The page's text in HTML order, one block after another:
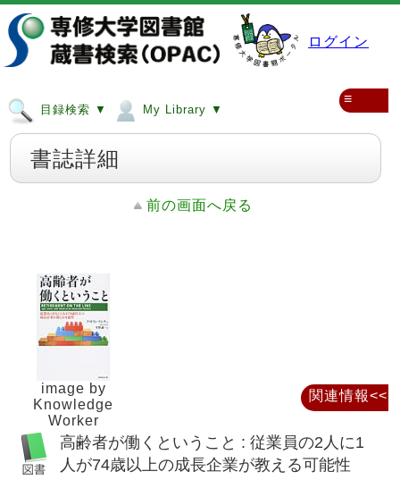
ログイン
目録検索 ▼ My Library ▼
≡
書誌詳細
前の画面へ戻る
image by
Knowledge
Worker
高齢者が働くということ : 従業員の2人に1
人が74歳以上の成長企業が教える可能性
関連情報<<